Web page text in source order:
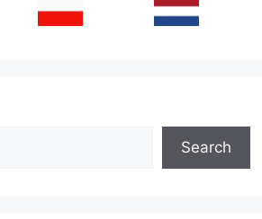
Search